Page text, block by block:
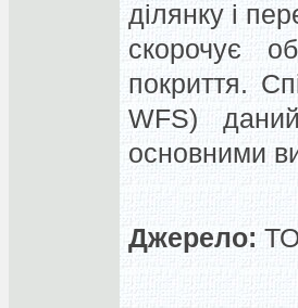
ділянку і
скорочує
покриття.
WFS)
основними
Джерело: